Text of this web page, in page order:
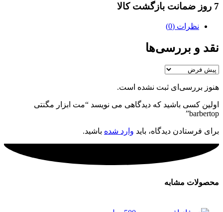
7 روز ضمانت بازگشت کالا
نظرات (0)
نقد و بررسی‌ها
هنوز بررسی‌ای ثبت نشده است.
اولین کسی باشید که دیدگاهی می نویسد “مت ابزار مگنتی
barbertop”
برای فرستادن دیدگاه، باید وارد شده باشید.
محصولات مشابه